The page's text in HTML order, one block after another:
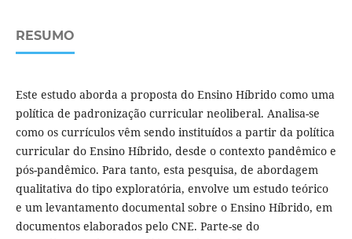
RESUMO
Este estudo aborda a proposta do Ensino Híbrido como uma
política de padronização curricular neoliberal. Analisa-se
como os currículos vêm sendo instituídos a partir da política
curricular do Ensino Híbrido, desde o contexto pandêmico e
pós-pandêmico. Para tanto, esta pesquisa, de abordagem
qualitativa do tipo exploratória, envolve um estudo teórico
e um levantamento documental sobre o Ensino Híbrido, em
documentos elaborados pelo CNE. Parte-se do